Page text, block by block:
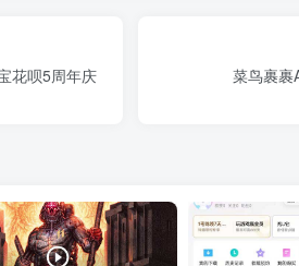
花呗5周年庆
菜鸟裹裹